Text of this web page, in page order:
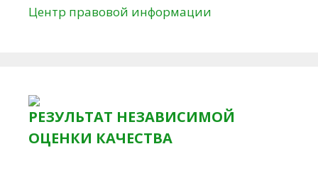
Центр правовой информации
РЕЗУЛЬТАТ НЕЗАВИСИМОЙ
ОЦЕНКИ КАЧЕСТВА